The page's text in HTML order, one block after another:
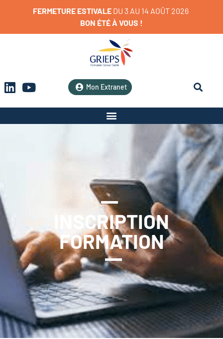
FERMETURE ESTIVALE DU 3 AU 14 AOÛT 2026
BON ÉTÉÀ VOUS !
Mon Extranet
INSCRIPTION
FORMATION